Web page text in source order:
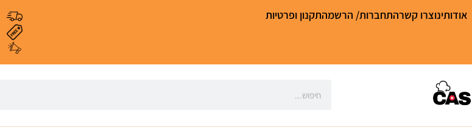
אודותינוצרו קשרהתחברות/ הרשמהתקנון ופרטיות